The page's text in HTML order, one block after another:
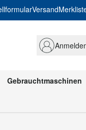
VersandMerkliste
Anmelden
Gebrauchtmaschinen